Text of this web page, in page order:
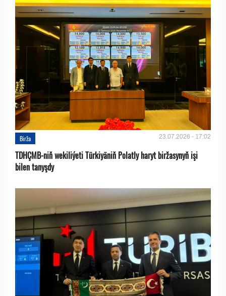
Birža 23.07.2026 - 17:02
TDHÇMB-niň wekiliýeti Türkiyäniň Polatly haryt biržasynyň işi
bilen tanyşdy